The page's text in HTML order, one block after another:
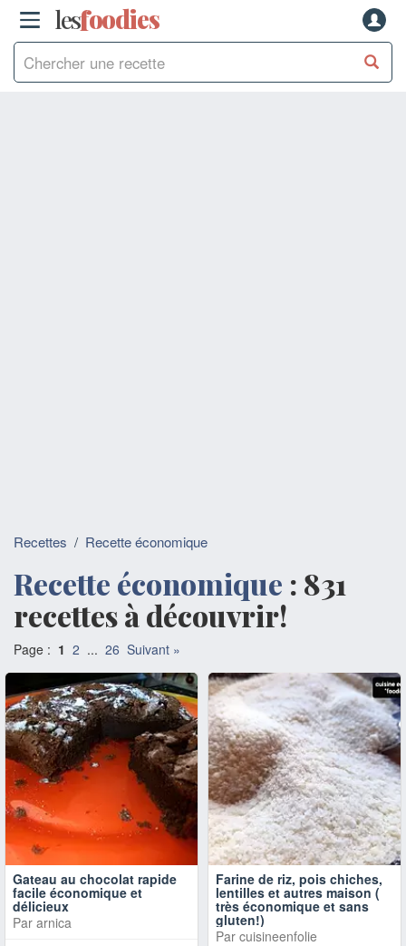
lesfoodies
Recettes / Recette économique
Recette économique : 831
recettes à découvrir!
Page : 1 2 ... 26 Suivant »
Gateau au chocolat rapide
facile économique et
délicieux
Par arnica
Farine de riz, pois chiches,
lentilles et autres maison (
très économique et sans
gluten!)
Par cuisineenfolie